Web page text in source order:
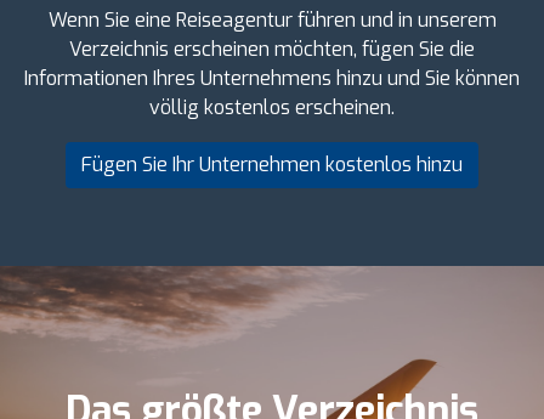
Wenn Sie eine Reiseagentur führen und in unserem
Verzeichnis erscheinen möchten, fügen Sie die
Informationen Ihres Unternehmens hinzu und Sie können
völlig kostenlos erscheinen.
Fügen Sie Ihr Unternehmen kostenlos hinzu